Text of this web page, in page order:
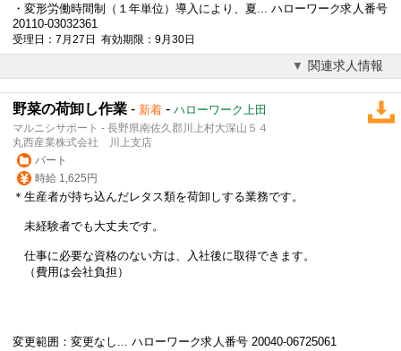
・変形労働時間制（１年単位）導入により、夏... ハローワーク求人番号
20110-03032361
受理日：7月27日 有効期限：9月30日
関連求人情報
野菜の荷卸し作業 - 新着 - ハローワーク上田
マルニシサポート - 長野県南佐久郡川上村大深山５４
丸西産業株式会社 川上支店
パート
時給 1,625円
＊生産者が持ち込んだレタス類を荷卸しする業務です。
未経験者でも大丈夫です。
仕事に必要な資格のない方は、入社後に取得できます。
（費用は会社負担）
変更範囲：変更なし... ハローワーク求人番号 20040-06725061